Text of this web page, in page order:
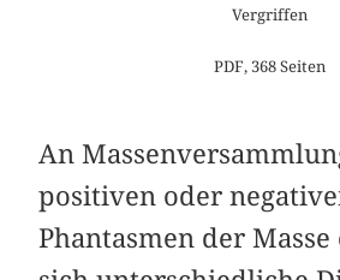
Vergriffen
PDF, 368 Seiten
An
positiven oder
Phantasmen der